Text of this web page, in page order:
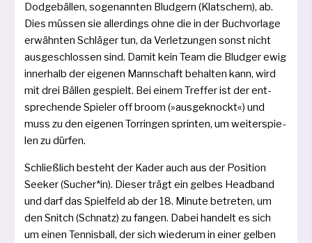
Dodgebällen, soge­nann­ten Bludgern (Klatschern), ab.
Dies müs­sen sie aller­dings ohne die in der Buchvorlage
erwähn­ten Schläger tun, da Verletzungen sonst nicht
aus­ge­schlos­sen sind. Damit kein Team die Bludger ewig
inner­halb der eige­nen Mannschaft behal­ten kann, wird
mit drei Bällen gespielt. Bei einem Treffer ist der ent­
spre­chen­de Spieler off broom (»aus­ge­knockt«) und
muss zu den eige­nen Torringen sprin­ten, um wei­ter­spie­
len zu dürfen.
Schließlich besteht der Kader auch aus der Position
Seeker (Sucher*in). Dieser trägt ein gel­bes Headband
und darf das Spielfeld ab der 18. Minute betre­ten, um
den Snitch (Schnatz) zu fan­gen. Dabei han­delt es sich
um einen Tennisball, der sich wie­der­um in einer gel­ben